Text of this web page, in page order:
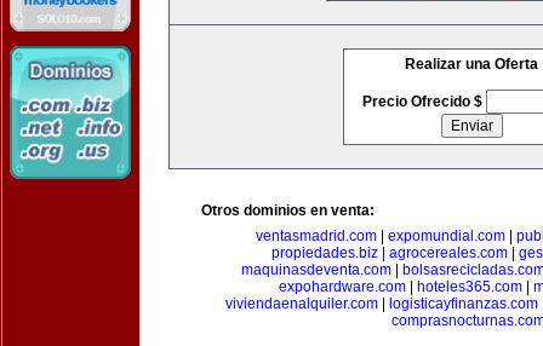
Realizar una Oferta
Precio Ofrecido $
Otros dominios en venta:
ventasmadrid.com
expomundial.com
propiedades.biz| agrocereales.com|
maquinasdeventa.com
expohardware.com| hoteles365.com|
viviendaenalquiler.com
logisticayfinanzas.com